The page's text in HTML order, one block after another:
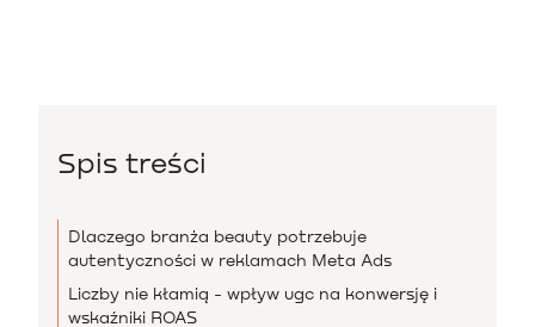
Spis treści
Dlaczego branża beauty potrzebuje
autentyczności w reklamach Meta Ads
Liczby nie kłamią - wpływ ugc na konwersję i
wskaźniki ROAS